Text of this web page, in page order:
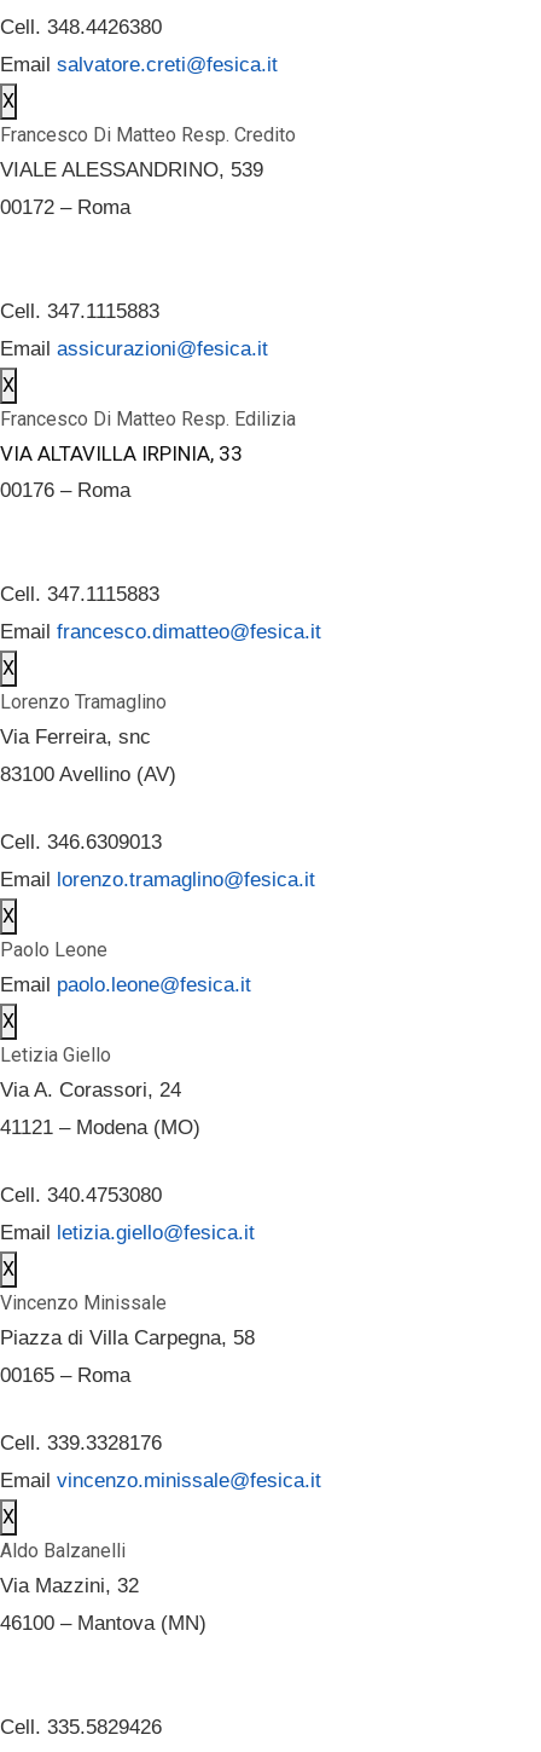
Cell. 348.4426380
Email salvatore.creti@fesica.it
X
Francesco Di Matteo Resp. Credito
VIALE ALESSANDRINO, 539
00172 – Roma
Cell. 347.1115883
Email assicurazioni@fesica.it
X
Francesco Di Matteo Resp. Edilizia
VIA ALTAVILLA IRPINIA, 33
00176 – Roma
Cell. 347.1115883
Email francesco.dimatteo@fesica.it
X
Lorenzo Tramaglino
Via Ferreira, snc
83100 Avellino (AV)
Cell. 346.6309013
Email lorenzo.tramaglino@fesica.it
X
Paolo Leone
Email paolo.leone@fesica.it
X
Letizia Giello
Via A. Corassori, 24
41121 – Modena (MO)
Cell. 340.4753080
Email letizia.giello@fesica.it
X
Vincenzo Minissale
Piazza di Villa Carpegna, 58
00165 – Roma
Cell. 339.3328176
Email vincenzo.minissale@fesica.it
X
Aldo Balzanelli
Via Mazzini, 32
46100 – Mantova (MN)
Cell. 335.5829426